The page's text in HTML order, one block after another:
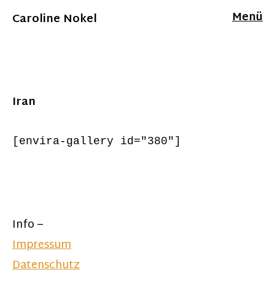
Caroline Nokel Menü
Iran
[envira-gallery id="380"]
Info –
Impressum
Datenschutz